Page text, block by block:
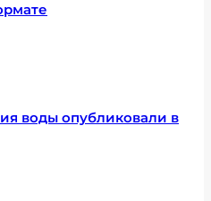
воды опубликовали в